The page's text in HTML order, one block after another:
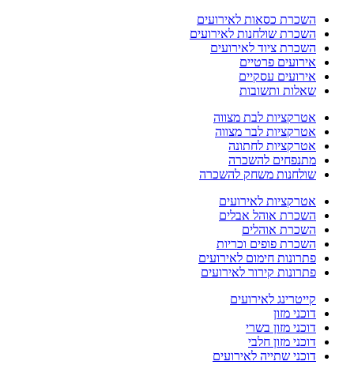
השכרת כסאות לאירועים
השכרת שולחנות לאירועים
השכרת ציוד לאירועים
אירועים פרטיים
אירועים עסקיים
שאלות ותשובות
אטרקציות לבת מצווה
אטרקציות לבר מצווה
אטרקציות לחתונה
מתנפחים להשכרה
שולחנות משחק להשכרה
אטרקציות לאירועים
השכרת אוהל אבלים
השכרת אוהלים
השכרת פופים וכריות
פתרונות חימום לאירועים
פתרונות קירור לאירועים
קייטרינג לאירועים
דוכני מזון
דוכני מזון בשרי
דוכני מזון חלבי
דוכני שתייה לאירועים